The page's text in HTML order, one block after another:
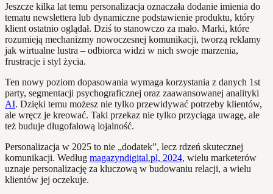
Jeszcze kilka lat temu personalizacja oznaczała dodanie imienia do
tematu newslettera lub dynamiczne podstawienie produktu, który
klient ostatnio oglądał. Dziś to stanowczo za mało. Marki, które
rozumieją mechanizmy nowoczesnej komunikacji, tworzą reklamy
jak wirtualne lustra – odbiorca widzi w nich swoje marzenia,
frustracje i styl życia.
Ten nowy poziom dopasowania wymaga korzystania z danych 1st
party, segmentacji psychograficznej oraz zaawansowanej analityki
AI. Dzięki temu możesz nie tylko przewidywać potrzeby klientów,
ale wręcz je kreować. Taki przekaz nie tylko przyciąga uwagę, ale
też buduje długofalową lojalność.
Personalizacja w 2025 to nie „dodatek”, lecz rdzeń skutecznej
komunikacji. Według magazyndigital.pl, 2024, wielu marketerów
uznaje personalizację za kluczową w budowaniu relacji, a wielu
klientów jej oczekuje.